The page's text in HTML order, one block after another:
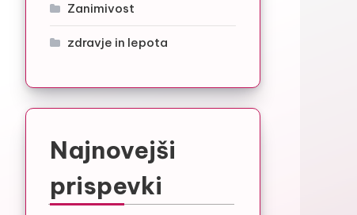
Zanimivost
zdravje in lepota
Najnovejši
prispevki